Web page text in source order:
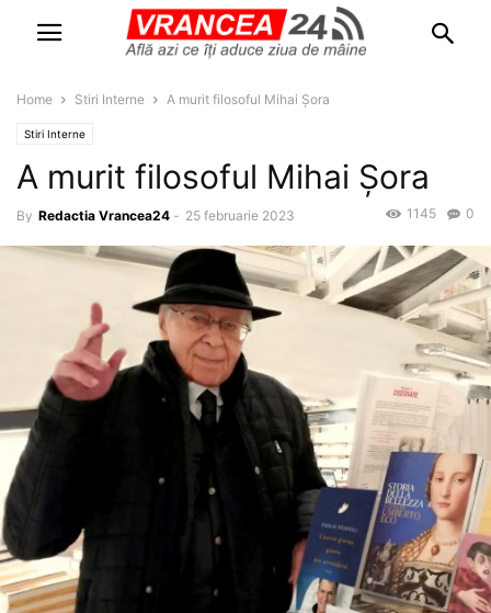
Home Stiri Interne A murit filosoful Mihai Șora
Stiri Interne
A murit filosoful Mihai Șora
By Redactia Vrancea24 - 25 februarie 2023 0
1145